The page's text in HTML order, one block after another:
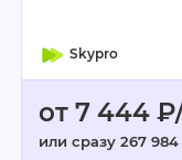
Skypro
от 7 444
или сразу 267